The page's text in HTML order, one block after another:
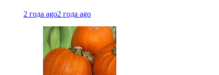
2 года ago2 года ago